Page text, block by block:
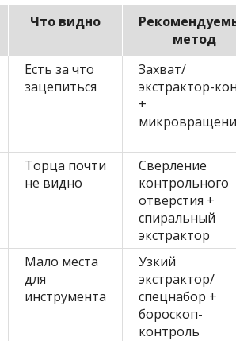
Что видно
метод
Есть за что
зацепиться
Захват/
экстрактор-
+
Торца почти
не видно
Сверление
контрольного
отверстия +
спиральный
экстрактор
Мало места
для
инструмента
Узкий
экстрактор/
спецнабор +
бороскоп-
контроль